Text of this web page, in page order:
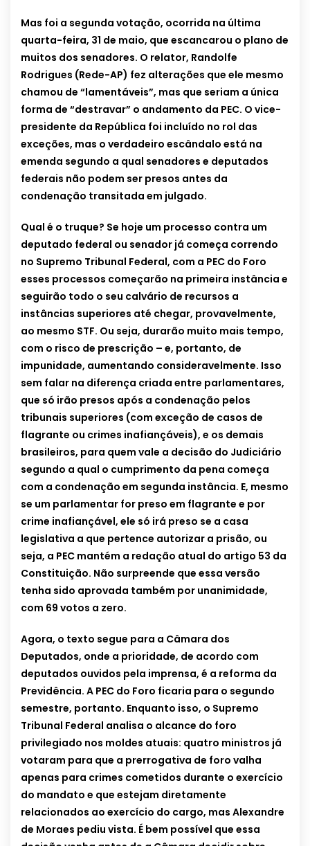
Mas foi a segunda votação, ocorrida na última
quarta-feira, 31 de maio, que escancarou o plano de
muitos dos senadores. O relator, Randolfe
Rodrigues (Rede-AP) fez alterações que ele mesmo
chamou de “lamentáveis”, mas que seriam a única
forma de “destravar” o andamento da PEC. O vice-
presidente da República foi incluído no rol das
exceções, mas o verdadeiro escândalo está na
emenda segundo a qual senadores e deputados
federais não podem ser presos antes da
condenação transitada em julgado.
Qual é o truque? Se hoje um processo contra um
deputado federal ou senador já começa correndo
no Supremo Tribunal Federal, com a PEC do Foro
esses processos começarão na primeira instância e
seguirão todo o seu calvário de recursos a
instâncias superiores até chegar, provavelmente,
ao mesmo STF. Ou seja, durarão muito mais tempo,
com o risco de prescrição – e, portanto, de
impunidade, aumentando consideravelmente. Isso
sem falar na diferença criada entre parlamentares,
que só irão presos após a condenação pelos
tribunais superiores (com exceção de casos de
flagrante ou crimes inafiançáveis), e os demais
brasileiros, para quem vale a decisão do Judiciário
segundo a qual o cumprimento da pena começa
com a condenação em segunda instância. E, mesmo
se um parlamentar for preso em flagrante e por
crime inafiançável, ele só irá preso se a casa
legislativa a que pertence autorizar a prisão, ou
seja, a PEC mantém a redação atual do artigo 53 da
Constituição. Não surpreende que essa versão
tenha sido aprovada também por unanimidade,
com 69 votos a zero.
Agora, o texto segue para a Câmara dos
Deputados, onde a prioridade, de acordo com
deputados ouvidos pela imprensa, é a reforma da
Previdência. A PEC do Foro ficaria para o segundo
semestre, portanto. Enquanto isso, o Supremo
Tribunal Federal analisa o alcance do foro
privilegiado nos moldes atuais: quatro ministros já
votaram para que a prerrogativa de foro valha
apenas para crimes cometidos durante o exercício
do mandato e que estejam diretamente
relacionados ao exercício do cargo, mas Alexandre
de Moraes pediu vista. É bem possível que essa